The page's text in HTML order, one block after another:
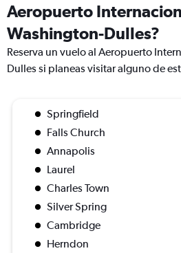
Aeropuerto
Washington-Dulles?
Reserva un vuelo al Aeropuerto
Dulles si planeas visitar alguno de
Springfield
Falls Church
Annapolis
Laurel
Charles Town
Silver Spring
Cambridge
Herndon